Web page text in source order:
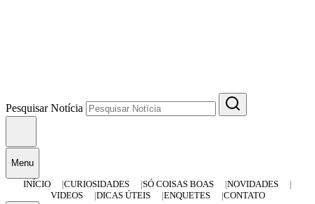
Pesquisar Notícia
Menu
INÍCIO
CURIOSIDADES SÓ COISAS BOAS
NOVIDADES
VIDEOS
DICAS ÚTEIS ENQUETES CONTATO